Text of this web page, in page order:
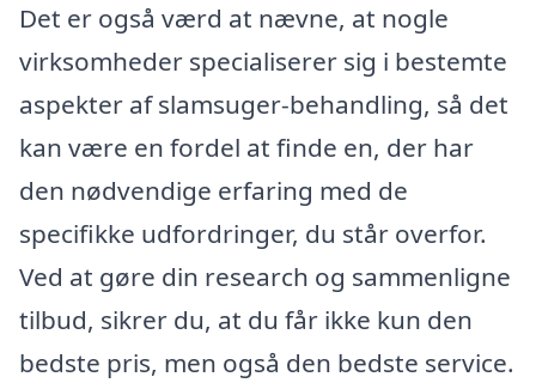
Det er også værd at nævne, at nogle
virksomheder specialiserer sig i bestemte
aspekter af slamsuger-behandling, så det
kan være en fordel at finde en, der har
den nødvendige erfaring med de
specifikke udfordringer, du står overfor.
Ved at gøre din research og sammenligne
tilbud, sikrer du, at du får ikke kun den
bedste pris, men også den bedste service.